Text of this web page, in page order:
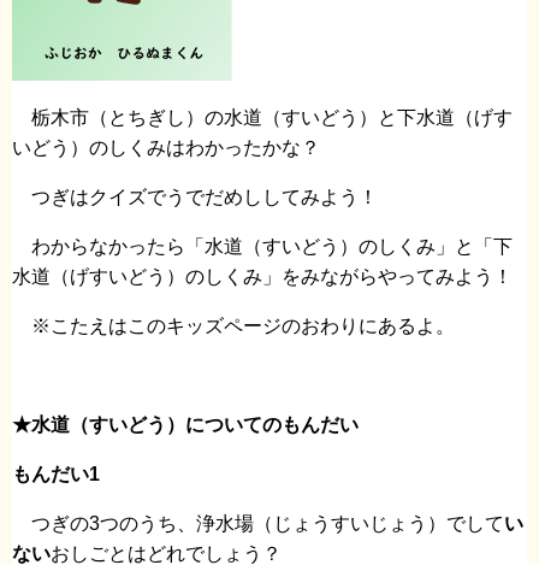
栃木市（とちぎし）の水道（すいどう）と下水道（げす
いどう）のしくみはわかったかな？
つぎはクイズでうでだめししてみよう！
わからなかったら「水道（すいどう）のしくみ」と「下
水道（げすいどう）のしくみ」をみながらやってみよう！
※こたえはこのキッズページのおわりにあるよ。
★水道（すいどう）についてのもんだい
もんだい1
つぎの3つのうち、浄水場（じょうすいじょう）でしてい
ないおしごとはどれでしょう？